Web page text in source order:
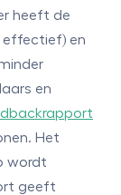
heeft de
effectief) en
en
Het
wordt
geeft